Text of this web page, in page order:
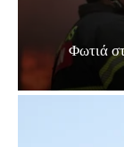
Φωτιά